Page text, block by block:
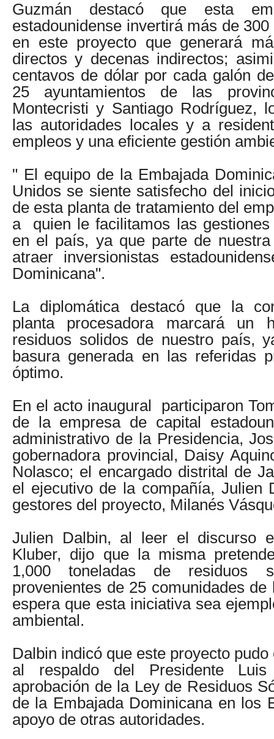
Guzmán destacó que esta
estadounidense invertirá más de
en este proyecto que generará
directos y decenas indirectos;
centavos de dólar por cada galón
25 ayuntamientos de las
Montecristi y Santiago Rodríguez,
las autoridades locales y a
empleos y una eficiente gestión
" El equipo de la Embajada
Unidos se siente satisfecho del
de esta planta de tratamiento del
a quien le facilitamos las
en el país, ya que parte de nuestra
atraer inversionistas
Dominicana".
La diplomática destacó que la
planta procesadora marcará un
residuos solidos de nuestro país,
basura generada en las referidas
óptimo.
En el acto inaugural participaron
de la empresa de capital
administrativo de la Presidencia,
gobernadora provincial, Daisy
Nolasco; el encargado distrital de
el ejecutivo de la compañía, Julien
gestores del proyecto, Milanés
Julien Dalbin, al leer el discurso
Kluber, dijo que la misma
1,000 toneladas de residuos
provenientes de 25 comunidades
espera que esta iniciativa sea
ambiental.
Dalbin indicó que este proyecto
al respaldo del Presidente
aprobación de la Ley de Residuos
de la Embajada Dominicana en los
apoyo de otras autoridades.